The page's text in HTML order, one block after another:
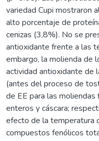
variedad Cupi mostraron
alto porcentaje de
cenizas (3,8%). No se
antioxidante frente a las
embargo, la molienda de
actividad antioxidante de
(antes del proceso de
de EE para las moliendas
enteros y cáscara;
efecto de la temperatura
compuestos fenólicos